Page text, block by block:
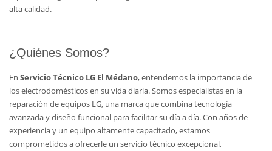
alta calidad.
¿Quiénes Somos?
En Servicio Técnico LG El Médano, entendemos la importancia de
los electrodomésticos en su vida diaria. Somos especialistas en la
reparación de equipos LG, una marca que combina tecnología
avanzada y diseño funcional para facilitar su día a día. Con años de
experiencia y un equipo altamente capacitado, estamos
comprometidos a ofrecerle un servicio técnico excepcional,